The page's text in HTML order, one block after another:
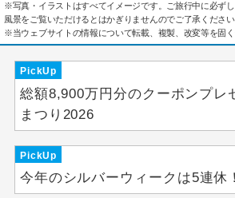
※写真・イラストはすべてイメージです。ご旅行中に必ず
風景をご覧いただけるとはかぎりませんのでご了承ください
※当ウェブサイトの情報について転載、複製、改変等を固く
PickUp
総額8,900万円分のクーポンプレ
まつり2026
PickUp
今年のシルバーウィークは5連休！